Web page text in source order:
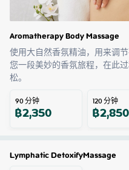
Aromatherapy Body Massage
使用大自然香氛精油，用来调
您一段美妙的香氛旅程，在此
松。
90分钟
฿2,350 120分钟
฿2,850
Lymphatic DetoxifyMassage